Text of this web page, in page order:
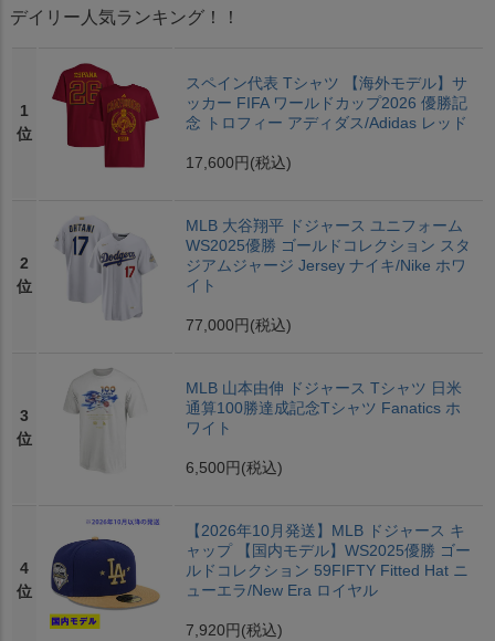
デイリー人気ランキング！！
1
位
スペイン代表 Tシャツ 【海外モデル】サ
ッカー FIFA ワールドカップ2026 優勝記
念 トロフィー アディダス/Adidas レッド
17,600円 (税込)
2
位
MLB 大谷翔平 ドジャース ユニフォーム
WS2025優勝 ゴールドコレクション スタ
ジアムジャージ Jersey ナイキ/Nike ホワ
イト
77,000円 (税込)
3
位
MLB 山本由伸 ドジャース Tシャツ 日米
通算100勝達成記念Tシャツ Fanatics ホ
ワイト
6,500円 (税込)
4
位
【2026年10月発送】MLB ドジャース キ
ャップ 【国内モデル】WS2025優勝 ゴー
ルドコレクション 59FIFTY Fitted Hat ニ
ューエラ/New Era ロイヤル
7,920円 (税込)